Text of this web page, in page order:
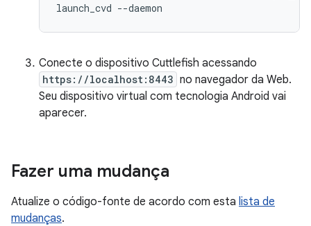
Conecte o dispositivo Cuttlefish acessando
https://localhost:8443 no navegador da Web.
Seu dispositivo virtual com tecnologia Android vai
aparecer.
Fazer uma mudança
Atualize o código-fonte de acordo com esta lista de
mudanças.